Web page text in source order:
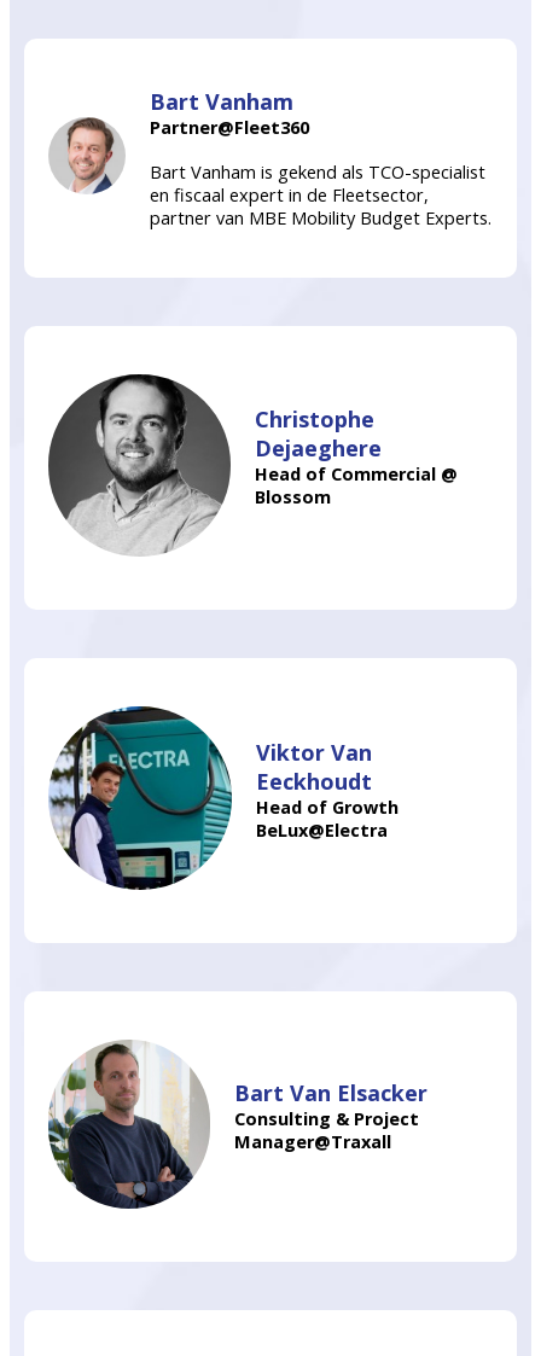
Bart Vanham
Partner@Fleet360
Bart Vanham is gekend als TCO-specialist
en fiscaal expert in de Fleetsector,
partner van MBE Mobility Budget Experts.
Christophe
Dejaeghere
Head of Commercial @
Blossom
Viktor Van
Eeckhoudt
Head of Growth
BeLux@Electra
Bart Van Elsacker
Consulting & Project
Manager@Traxall